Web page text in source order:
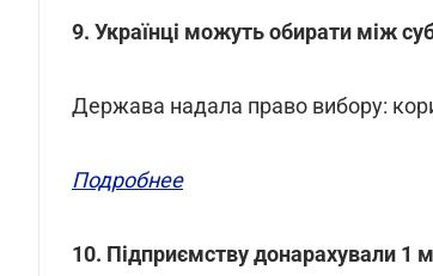
9. Українці можуть обирати між
Держава надала право вибору:
Подробнее
10. Підприємству донарахували 1